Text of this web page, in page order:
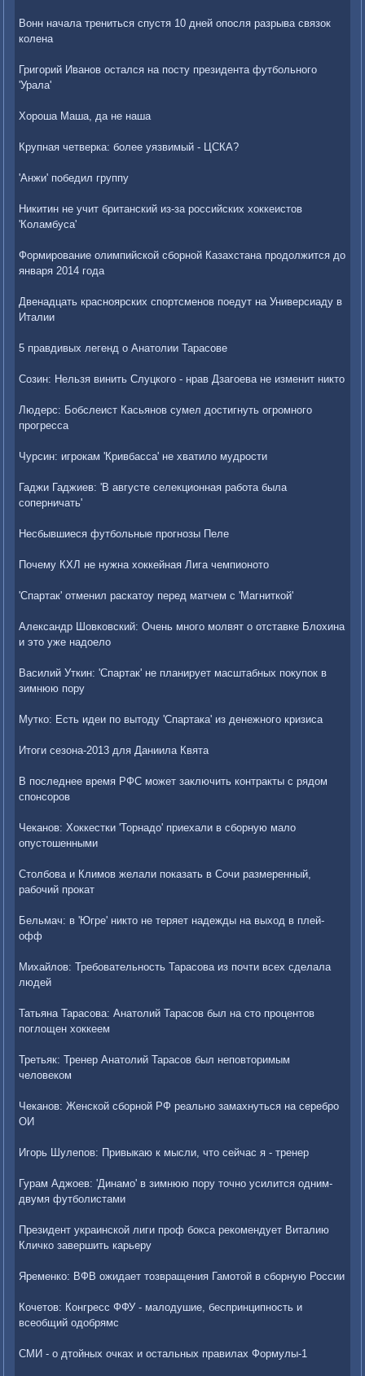
Вонн начала трениться спустя 10 дней опосля разрыва связок
колена
Григорий Иванов остался на посту президента футбольного
'Урала'
Хороша Маша, да не наша
Крупная четверка: более уязвимый - ЦСКА?
'Анжи' победил группу
Никитин не учит британский из-за российских хоккеистов
'Коламбуса'
Формирование олимпийской сборной Казахстана продолжится до
января 2014 года
Двенадцать красноярских спортсменов поедут на Универсиаду в
Италии
5 правдивых легенд о Анатолии Тарасове
Созин: Нельзя винить Слуцкого - нрав Дзагоева не изменит никто
Людерс: Бобслеист Касьянов сумел достигнуть огромного
прогресса
Чурсин: игрокам 'Кривбасса' не хватило мудрости
Гаджи Гаджиев: 'В августе селекционная работа была
соперничать'
Несбывшиеся футбольные прогнозы Пеле
Почему КХЛ не нужна хоккейная Лига чемпионото
'Спартак' отменил раскатоу перед матчем с 'Магниткой'
Александр Шовковский: Очень много молвят о отставке Блохина
и это уже надоело
Василий Уткин: 'Спартак' не планирует масштабных покупок в
зимнюю пору
Мутко: Есть идеи по вытоду 'Спартака' из денежного кризиса
Итоги сезона-2013 для Даниила Квята
В последнее время РФС может заключить контракты с рядом
спонсоров
Чеканов: Хоккестки 'Торнадо' приехали в сборную мало
опустошенными
Столбова и Климов желали показать в Сочи размеренный,
рабочий прокат
Бельмач: в 'Югре' никто не теряет надежды на выход в плей-
офф
Михайлов: Требовательность Тарасова из почти всех сделала
людей
Татьяна Тарасова: Анатолий Тарасов был на сто процентов
поглощен хоккеем
Третьяк: Тренер Анатолий Тарасов был неповторимым
человеком
Чеканов: Женской сборной РФ реально замахнуться на серебро
ОИ
Игорь Шулепов: Привыкаю к мысли, что сейчас я - тренер
Гурам Аджоев: 'Динамо' в зимнюю пору точно усилится одним-
двумя футболистами
Президент украинской лиги проф бокса рекомендует Виталию
Кличко завершить карьеру
Яременко: ВФВ ожидает тозвращения Гамотой в сборную России
Кочетов: Конгресс ФФУ - малодушие, беспринципность и
всеобщий одобрямс
СМИ - о дтойных очках и остальных правилах Формулы-1